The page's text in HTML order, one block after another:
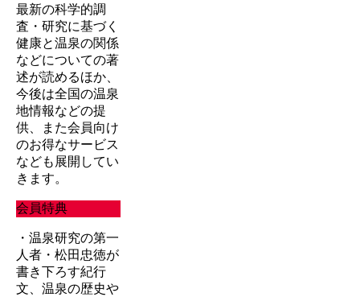
最新の科学的調
査・研究に基づく
健康と温泉の関係
などについての著
述が読めるほか、
今後は全国の温泉
地情報などの提
供、また会員向け
のお得なサービス
なども展開してい
きます。
会員特典
・温泉研究の第一
人者・松田忠徳が
書き下ろす紀行
文、温泉の歴史や